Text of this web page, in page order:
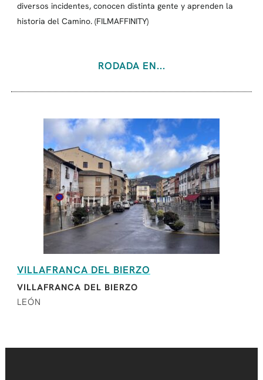
diversos incidentes, conocen distinta gente y aprenden la
historia del Camino. (FILMAFFINITY)
RODADA EN...
VILLAFRANCA DEL BIERZO
VILLAFRANCA DEL BIERZO
LEÓN